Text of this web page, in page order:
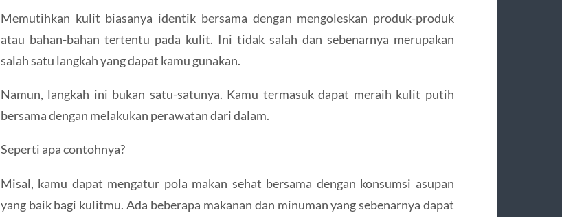
Memutihkan kulit biasanya identik bersama dengan mengoleskan produk-produk
atau bahan-bahan tertentu pada kulit. Ini tidak salah dan sebenarnya merupakan
salah satu langkah yang dapat kamu gunakan.
Namun, langkah ini bukan satu-satunya. Kamu termasuk dapat meraih kulit putih
bersama dengan melakukan perawatan dari dalam.
Seperti apa contohnya?
Misal, kamu dapat mengatur pola makan sehat bersama dengan konsumsi asupan
yang baik bagi kulitmu. Ada beberapa makanan dan minuman yang sebenarnya dapat